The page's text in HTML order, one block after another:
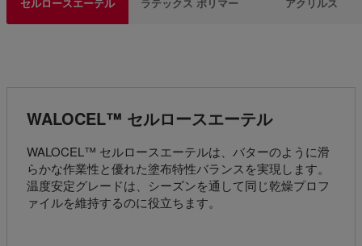
WALOCEL™ セルロースエーテル
WALOCEL™ セルロースエーテルは、バターのように滑
らかな作業性と優れた塗布特性バランスを実現します。
温度安定グレードは、シーズンを通して同じ乾燥プロフ
ァイルを維持するのに役立ちます。